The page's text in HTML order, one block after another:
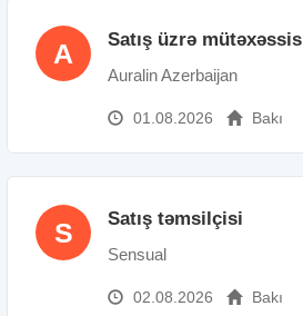
A Satış üzrə mütəxəssis
Auralin Azerbaijan
01.08.2026 Bakı
S Satış təmsilçisi
Sensual
02.08.2026 Bakı